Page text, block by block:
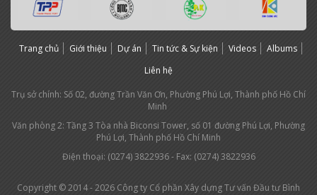
Trang chủ Giới thiệu Dự án Tin tức & Sự kiện Videos
Albums
Liên hệ
Trụ sở chính: Số 02, đường Trần Văn Ơn, Phường Phú Lợi, Thành phố Hồ Chí
Minh
Văn phòng 2: Tầng 3 Tòa nhà Biconsi Tower, số 01 đường Phú Lợi, Phường
Phú Lợi, Thành phố Hồ Chí Minh
Điện thoại: (0274) 3822936- Fax: (0274) 3822936
Copyright © 2014 - 2026 Công ty Cổ phần Xây dựng Tư vấn Đầu tư Bình